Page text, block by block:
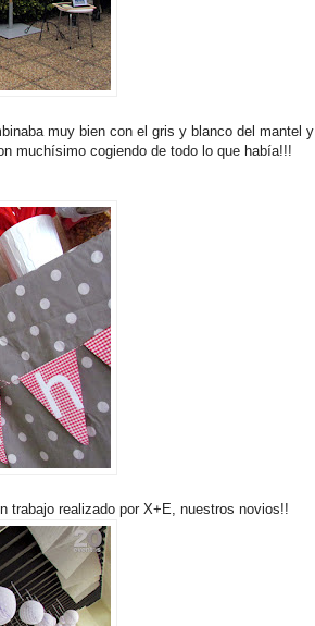
muy bien con el gris y blanco del mantel y
muchísimo cogiendo de todo lo que había!!!
trabajo realizado por X+E, nuestros novios!!